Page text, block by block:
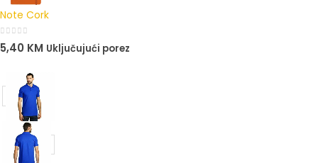
Note Cork
0out of 5
5,40 KM Uključujući porez